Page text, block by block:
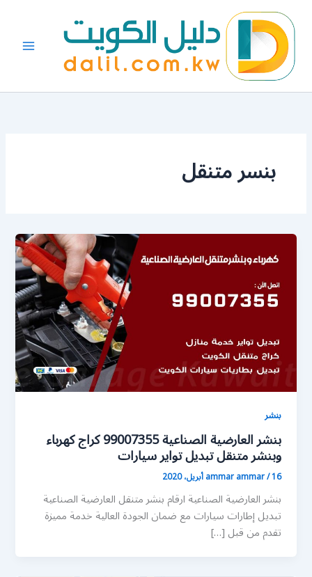
المحتوى
بنسر متنقل
بنشر
بنشر العارضية الصناعية 99007355 كراج كهرباء
وبنشر متنقل تبديل تواير سيارات
ammar ammar/16 أبريل، 2020
بنشر العارضية الصناعية ارقام بنشر متنقل العارضية الصناعية
تبديل إطارات سيارات مع ضمان الجودة العالية خدمة مميزة
تقدم من قبل […]